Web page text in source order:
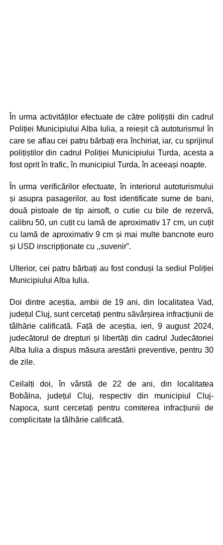
În urma activităților efectuate de către polițiștii din cadrul
Poliției Municipiului Alba Iulia, a reieșit că autoturismul în
care se aflau cei patru bărbați era închiriat, iar, cu sprijinul
polițiștilor din cadrul Poliției Municipiului Turda, acesta a
fost oprit în trafic, în municipiul Turda, în aceeași noapte.
În urma verificărilor efectuate, în interiorul autoturismului
și asupra pasagerilor, au fost identificate sume de bani,
două pistoale de tip airsoft, o cutie cu bile de rezervă,
calibru 50, un cuțit cu lamă de aproximativ 17 cm, un cuțit
cu lamă de aproximativ 9 cm și mai multe bancnote euro
și USD inscripționate cu ,,suvenir”.
Ulterior, cei patru bărbați au fost conduși la sediul Poliției
Municipiului Alba Iulia.
Doi dintre aceștia, ambii de 19 ani, din localitatea Vad,
județul Cluj, sunt cercetați pentru săvârșirea infracțiunii de
tâlhărie calificată. Față de aceștia, ieri, 9 august 2024,
judecătorul de drepturi și libertăți din cadrul Judecătoriei
Alba Iulia a dispus măsura arestării preventive, pentru 30
de zile.
Ceilalți doi, în vârstă de 22 de ani, din localitatea
Bobâlna, județul Cluj, respectiv din municipiul Cluj-
Napoca, sunt cercetați pentru comiterea infracțiunii de
complicitate la tâlhărie calificată.